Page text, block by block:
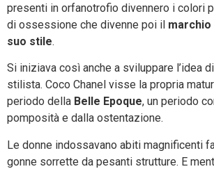
presenti in orfanotrofio divennero i colori
di ossessione che divenne poi il
suo stile.
Si iniziava così anche a sviluppare l’idea
stilista. Coco Chanel visse la propria
periodo della Belle Epoque, un periodo
pomposità e dalla ostentazione.
Le donne indossavano abiti magnificenti
gonne sorrette da pesanti strutture. E